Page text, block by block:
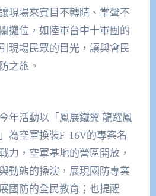
現場來賓目不轉睛、掌聲不
攤位，如陸軍台中十軍團的
現場民眾的目光，讓與會民
之旅。
年活動以「鳳展鐵翼 龍躍鳳
為空軍換裝F-16V的專案名
力，空軍基地的營區開放，
動態的操演，展現國防專業
國防的全民教育；也提醒